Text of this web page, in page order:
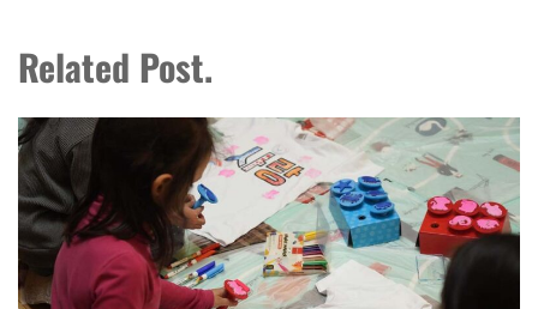
Related Post.